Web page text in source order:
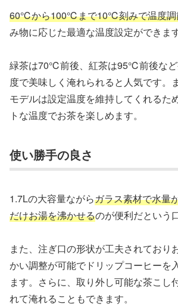
60℃から100℃まで10℃刻みで温度調
み物に応じた最適な温度設定ができます
緑茶は70℃前後、紅茶は95℃前後など
度で美味しく淹れられると人気です。
モデルは設定温度を維持してくれるた
トな温度でお茶を楽しめます。
使い勝手の良さ
1.7Lの大容量ながらガラス素材で水量
だけお湯を沸かせるのが便利だという
また、注ぎ口の形状が工夫されており
かい調整が可能でドリップコーヒーを
ます。さらに、取り外し可能な茶こし
れて淹れることもできます。